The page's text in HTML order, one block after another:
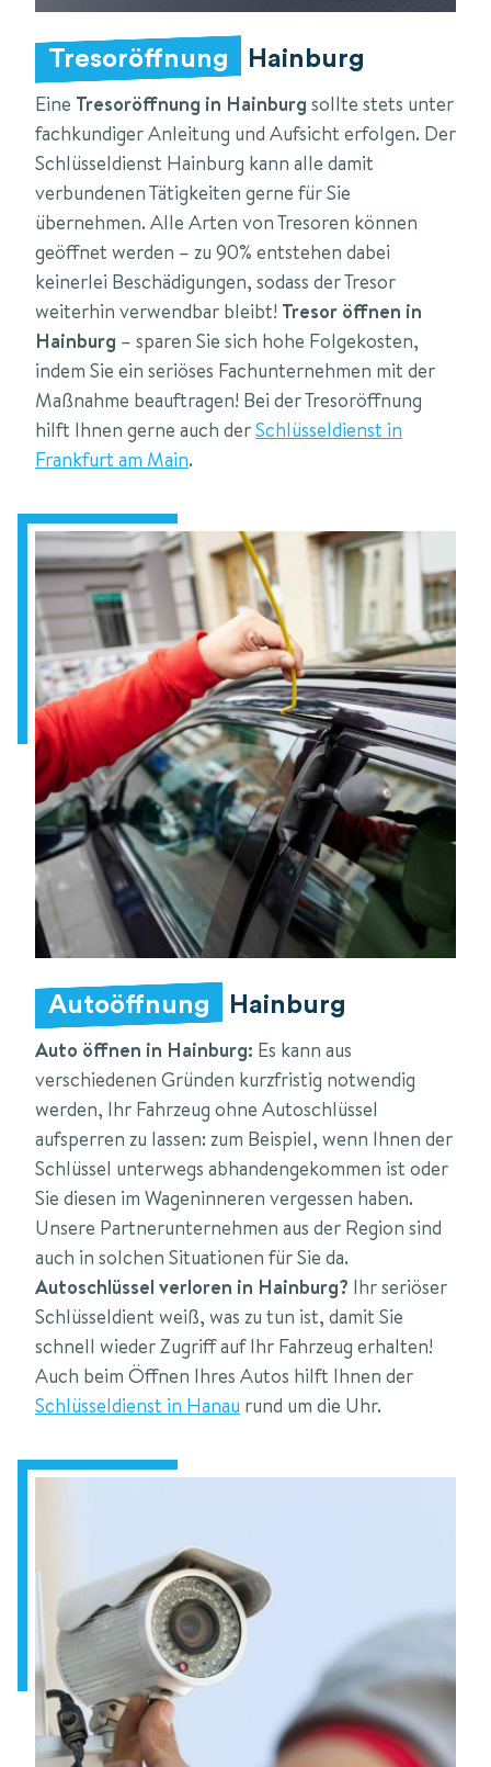
Tresoröffnung Hainburg
Eine Tresoröffnung in Hainburg sollte stets unter
fachkundiger Anleitung und Aufsicht erfolgen. Der
Schlüsseldienst Hainburg kann alle damit
verbundenen Tätigkeiten gerne für Sie
übernehmen. Alle Arten von Tresoren können
geöffnet werden – zu 90% entstehen dabei
keinerlei Beschädigungen, sodass der Tresor
weiterhin verwendbar bleibt! Tresor öffnen in
Hainburg – sparen Sie sich hohe Folgekosten,
indem Sie ein seriöses Fachunternehmen mit der
Maßnahme beauftragen! Bei der Tresoröffnung
hilft Ihnen gerne auch derSchlüsseldienst in
Frankfurt am Main.
Autoöffnung Hainburg
Auto öffnen in Hainburg: Es kann aus
verschiedenen Gründen kurzfristig notwendig
werden, Ihr Fahrzeug ohne Autoschlüssel
aufsperren zu lassen: zum Beispiel, wenn Ihnen der
Schlüssel unterwegs abhandengekommen ist oder
Sie diesen im Wageninneren vergessen haben.
Unsere Partnerunternehmen aus der Region sind
auch in solchen Situationen für Sie da.
Autoschlüssel verloren in Hainburg? Ihr seriöser
Schlüsseldient weiß, was zu tun ist, damit Sie
schnell wieder Zugriff auf Ihr Fahrzeug erhalten!
Auch beim Öffnen Ihres Autos hilft Ihnen der
Schlüsseldienst in Hanau rund um die Uhr.